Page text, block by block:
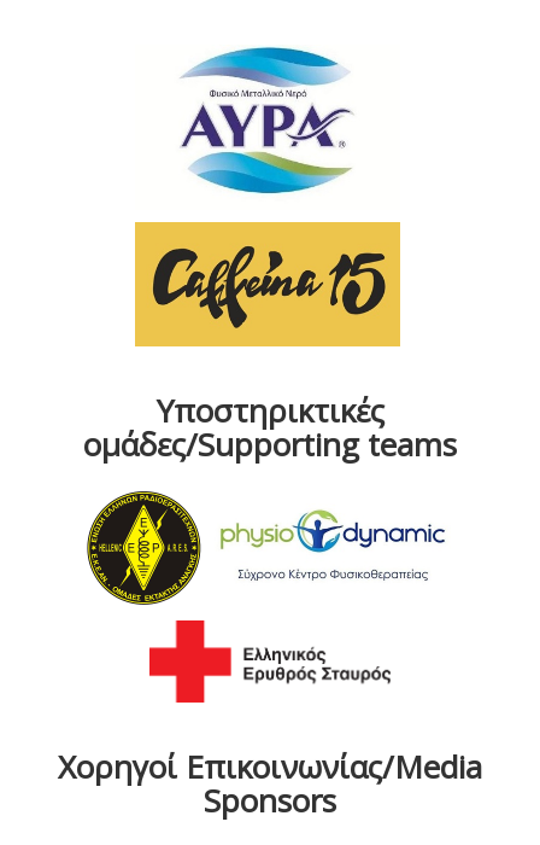
Υποστηρικτικές
ομάδες/Supporting teams
Χορηγοί Επικοινωνίας/Media
Sponsors